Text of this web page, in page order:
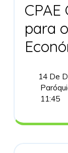
para
14 De
11:45